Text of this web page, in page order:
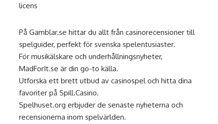
licens
På Gamblar.se hittar du allt från casinorecensioner till
spelguider, perfekt för svenska spelentusiaster.
För musikälskare och underhållningsnyheter,
MadForIt.se är din go-to källa.
Utforska ett brett utbud av casinospel och hitta dina
favoriter på Spill.Casino.
Spelhuset.org erbjuder de senaste nyheterna och
recensionerna inom spelvärlden.